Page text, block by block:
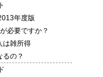
年度版
必要ですか？
は雑所得
るの？